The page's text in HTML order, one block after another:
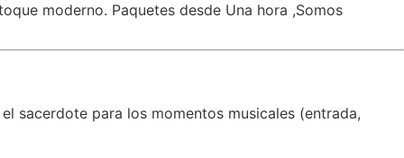
moderno. Paquetes desde Una hora ,Somos
sacerdote para los momentos musicales (entrada,